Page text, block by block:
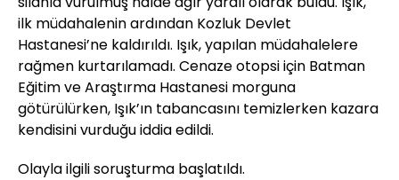
ilk müdahalenin ardından Kozluk Devlet
Hastanesi’ne kaldırıldı. Işık, yapılan müdahalelere
rağmen kurtarılamadı. Cenaze otopsi için Batman
Eğitim ve Araştırma Hastanesi morguna
götürülürken, Işık’ın tabancasını temizlerken kazara
kendisini vurduğu iddia edildi.
Olayla ilgili soruşturma başlatıldı.